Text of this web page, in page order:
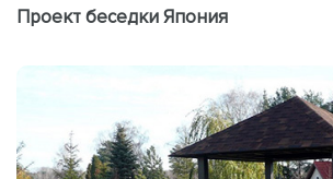
Проект беседки Япония